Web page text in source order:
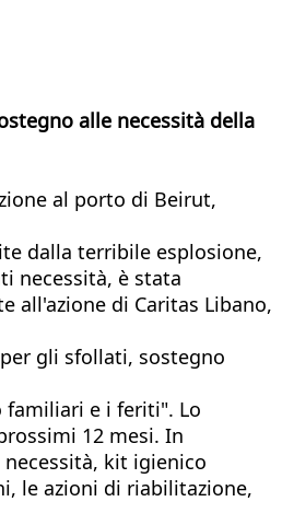
alle necessità della
al porto di Beirut,
dalla terribile esplosione,
necessità, è stata
all'azione di Caritas Libano,
gli sfollati, sostegno
familiari e i feriti". Lo
12 mesi. In
kit igienico
le azioni di riabilitazione,